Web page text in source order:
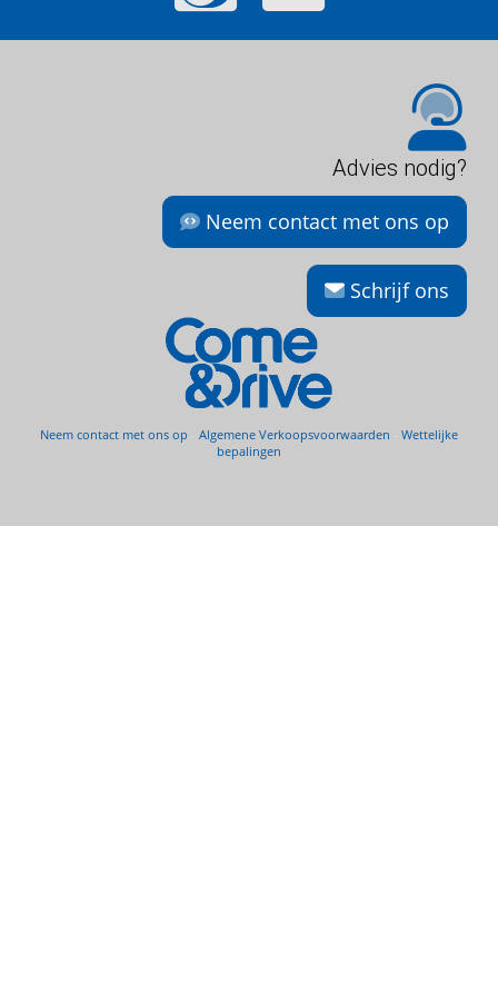
Advies nodig?
Neem contact met ons op
Schrijf ons
Neem contact met ons op Algemene Verkoopsvoorwaarden
Wettelijke
bepalingen